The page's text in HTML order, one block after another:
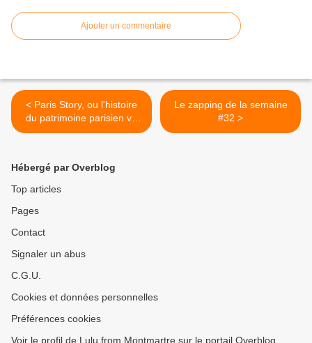
Ajouter un commentaire
< Paris Story, ou l'histoire
du patrimoine parisien vu
du ciel
Le zapping de la semaine
#32 >
Hébergé par Overblog
Top articles
Pages
Contact
Signaler un abus
C.G.U.
Cookies et données personnelles
Préférences cookies
Voir le profil de Lulu from Montmartre sur le portail Overblog